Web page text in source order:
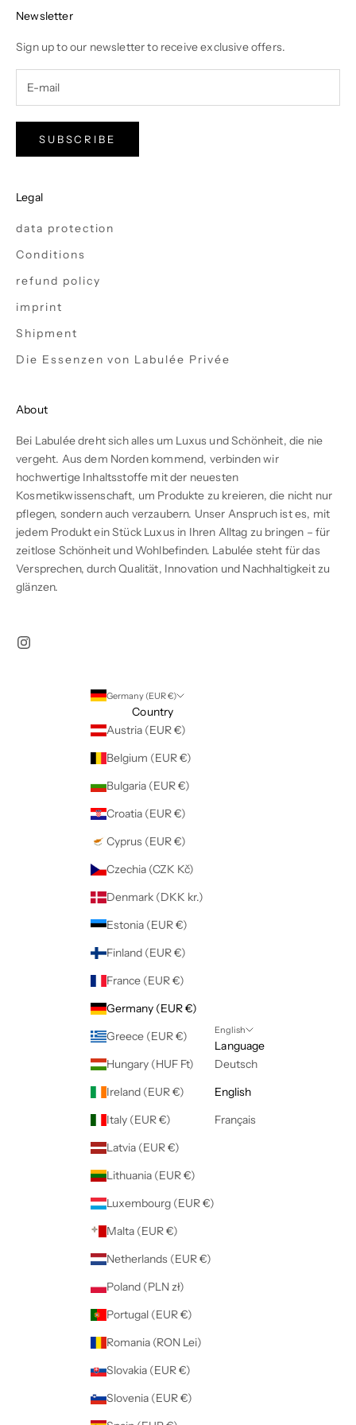
Newsletter
Sign up to our newsletter to receive exclusive offers.
SUBSCRIBE
Legal
data protection
Conditions
refund policy
imprint
Shipment
Die Essenzen von Labulée Privée
About
Bei Labulée dreht sich alles um Luxus und Schönheit, die nie
vergeht. Aus dem Norden kommend, verbinden wir
hochwertige Inhaltsstoffe mit der neuesten
Kosmetikwissenschaft, um Produkte zu kreieren, die nicht nur
pflegen, sondern auch verzaubern. Unser Anspruch ist es, mit
jedem Produkt ein Stück Luxus in Ihren Alltag zu bringen – für
zeitlose Schönheit und Wohlbefinden. Labulée steht für das
Versprechen, durch Qualität, Innovation und Nachhaltigkeit zu
glänzen.
Germany (EUR €)
Country
Austria (EUR €)
Belgium (EUR €)
Bulgaria (EUR €)
Croatia (EUR €)
Cyprus (EUR €)
Czechia (CZK Kč)
Denmark (DKK kr.)
Estonia (EUR €)
Finland (EUR €)
France (EUR €)
Germany (EUR €)
Greece (EUR €)
Hungary (HUF Ft)
Ireland (EUR €)
Italy (EUR €)
Latvia (EUR €)
Lithuania (EUR €)
Luxembourg (EUR €)
Malta (EUR €)
Netherlands (EUR €)
Poland (PLN zł)
Portugal (EUR €)
Romania (RON Lei)
Slovakia (EUR €)
Slovenia (EUR €)
English
Language
Deutsch
English
Français